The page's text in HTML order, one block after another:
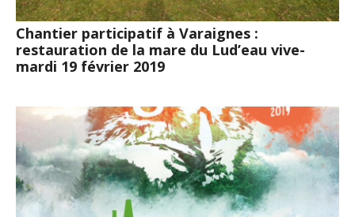
Chantier participatif à Varaignes :
restauration de la mare du Lud’eau vive-
mardi 19 février 2019